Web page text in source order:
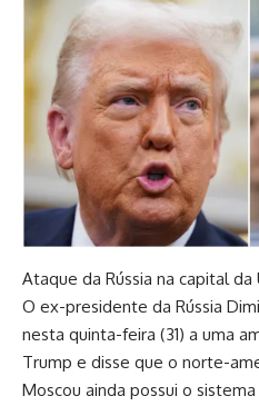
Ataque da Rússia na capital
O ex-presidente da Rússia
nesta quinta-feira (31) a uma
Trump e disse que o norte-
Moscou ainda possui o